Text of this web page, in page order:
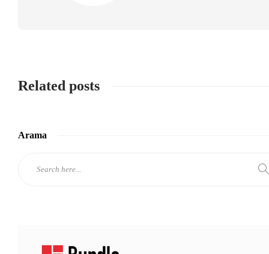
Related posts
Arama